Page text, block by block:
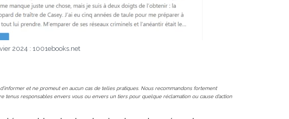
2024 : 1001ebooks.net
et ne promeut en aucun cas de telles pratiques. Nous recommandons fortement
responsables envers vous ou envers un tiers pour quelque réclamation ou cause d’action